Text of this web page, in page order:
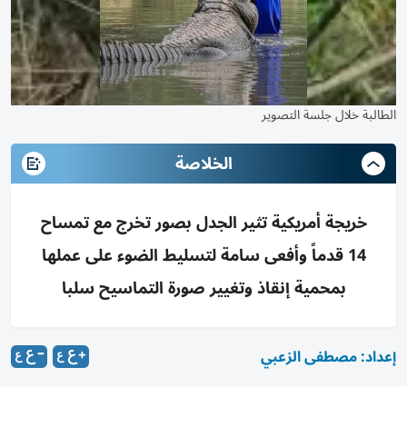
الطالبة خلال جلسة التصوير
الخلاصة
خريجة أمريكية تثير الجدل بصور تخرج مع تمساح
14 قدماً وأفعى سامة لتسليط الضوء على عملها
بمحمية إنقاذ وتغيير صورة التماسيح سلبا
إعداد: مصطفى الزعبي